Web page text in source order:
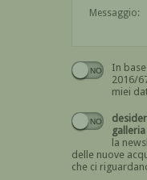
In base
2016/679
miei
desideri
la
delle nuove
che ci